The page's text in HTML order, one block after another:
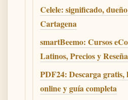
Celele: significado,
Cartagena
smartBeemo: Cursos
Latinos, Precios y
PDF24: Descarga gratis,
online y guía completa